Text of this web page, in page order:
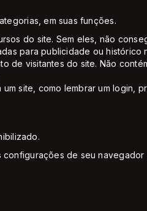
em suas funções.
do site. Sem eles, não
para publicidade ou histórico
de visitantes do site. Não
site, como lembrar um login,
de seu